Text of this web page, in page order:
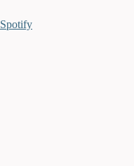
Spotify